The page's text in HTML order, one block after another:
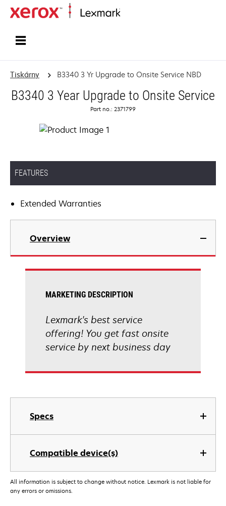
Tiskárny B3340 3 Yr Upgrade to Onsite Service NBD
B3340 3 Year Upgrade to Onsite Service
Part no.: 2371799
FEATURES
Extended Warranties
Overview
Specs
Compatible device(s)
MARKETING DESCRIPTION
Lexmark's best service
offering! You get fast onsite
service by next business day
All information is subject to change without notice. Lexmark is not liable for
any errors or omissions.